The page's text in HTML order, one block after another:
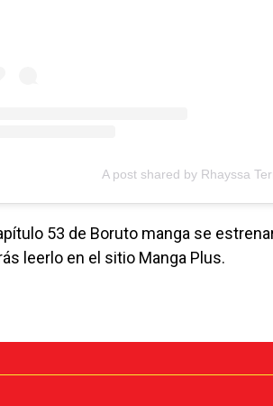
A post shared by Rhayssa
53 de Boruto manga se
leerlo en el sitio Manga Plus.